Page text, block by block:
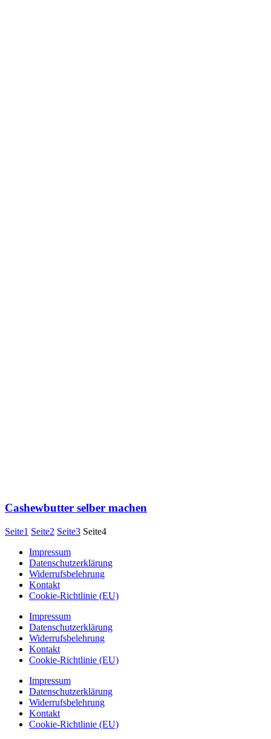
Cashewbutter selber machen
Seite1 Seite2 Seite3 Seite4
Impressum
Datenschutzerklärung
Widerrufsbelehrung
Kontakt
Cookie-Richtlinie (EU)
Impressum
Datenschutzerklärung
Widerrufsbelehrung
Kontakt
Cookie-Richtlinie (EU)
Impressum
Datenschutzerklärung
Widerrufsbelehrung
Kontakt
Cookie-Richtlinie (EU)